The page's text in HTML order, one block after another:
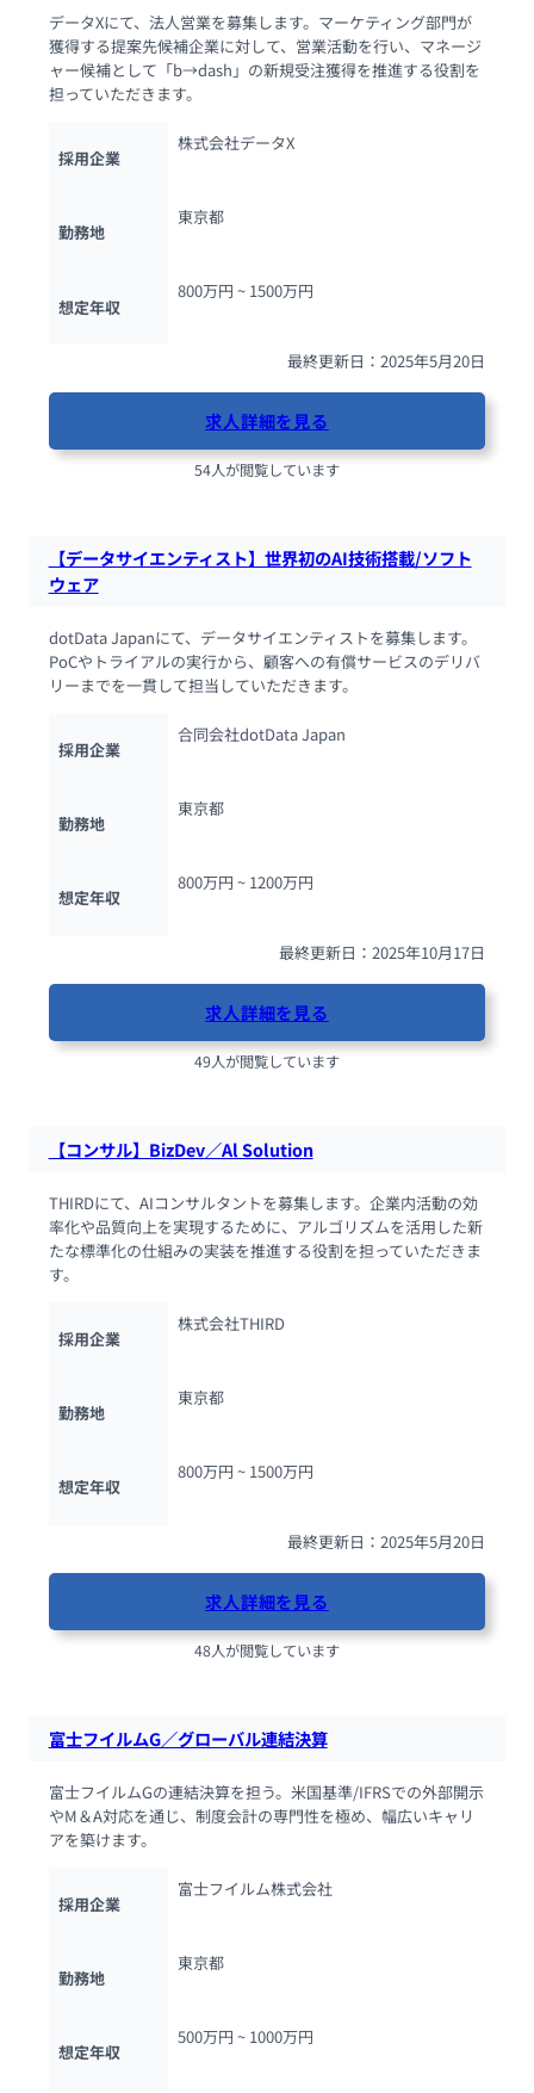
データXにて、法人営業を募集します。マーケティング部門が
獲得する提案先候補企業に対して、営業活動を行い、マネージ
ャー候補として「b→dash」の新規受注獲得を推進する役割を
担っていただきます。
採用企業
株式会社データX
勤務地
東京都
想定年収
800万円 ~ 1500万円
最終更新日：2025年5月20日
求人詳細を見る
54人が閲覧しています
【データサイエンティスト】世界初のAI技術搭載/ソフト
ウェア
dotData Japanにて、データサイエンティストを募集します。
PoCやトライアルの実行から、顧客への有償サービスのデリバ
リーまでを一貫して担当していただきます。
採用企業
合同会社dotData Japan
勤務地
東京都
想定年収
800万円 ~ 1200万円
最終更新日：2025年10月17日
求人詳細を見る
49人が閲覧しています
【コンサル】BizDev／Al Solution
THIRDにて、AIコンサルタントを募集します。企業内活動の効
率化や品質向上を実現するために、アルゴリズムを活用した新
たな標準化の仕組みの実装を推進する役割を担っていただきま
す。
採用企業
株式会社THIRD
勤務地
東京都
想定年収
800万円 ~ 1500万円
最終更新日：2025年5月20日
求人詳細を見る
48人が閲覧しています
富士フイルムG／グローバル連結決算
富士フイルムGの連結決算を担う。米国基準/IFRSでの外部開示
やM＆A対応を通じ、制度会計の専門性を極め、幅広いキャリ
アを築けます。
採用企業
富士フイルム株式会社
勤務地
東京都
想定年収
500万円 ~ 1000万円